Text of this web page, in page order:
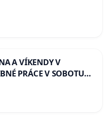
A VÍKENDY V
PRÁCE V SOBOTU
CEZ PRACOVNÝ
A PRAVIDELNÁ
NA